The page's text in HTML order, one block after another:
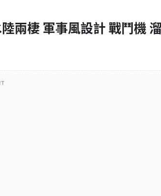
兩棲 軍事風設計 戰鬥機